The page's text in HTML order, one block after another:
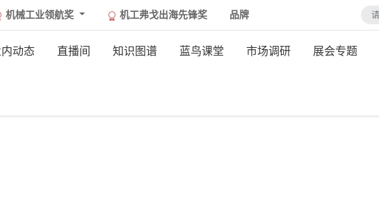
机械工业领航奖 机工弗戈出海先锋奖 品牌
动态 直播间 知识图谱 蓝鸟课堂 市场调研 展会专题